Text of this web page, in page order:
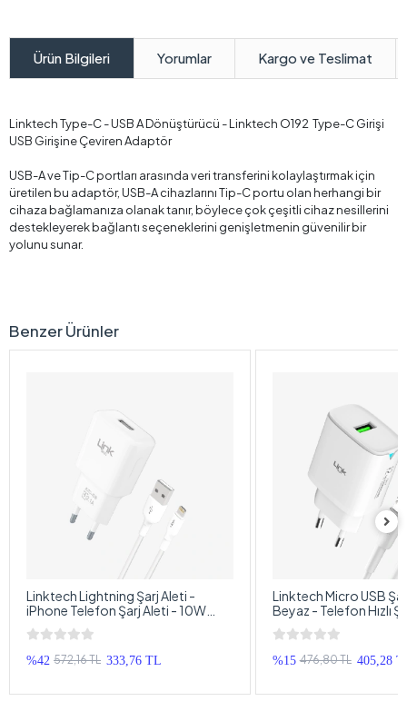
Ürün Bilgileri Yorumlar Kargo ve Teslimat
Linktech Type-C - USB A Dönüştürücü - Linktech O192 Type-C Girişi
USB Girişine Çeviren Adaptör
USB-A ve Tip-C portları arasında veri transferini kolaylaştırmak için
üretilen bu adaptör, USB-A cihazlarını Tip-C portu olan herhangi bir
cihaza bağlamanıza olanak tanır, böylece çok çeşitli cihaz nesillerini
destekleyerek bağlantı seçeneklerini genişletmenin güvenilir bir
yolunu sunar.
Benzer Ürünler
Linktech Lightning Şarj Aleti -
iPhone Telefon Şarj Aleti - 10W
Lightning Kablolu iPhone Şarj
Cihazı
%42 572,16 TL 333,76 TL
Linktech Micro USB
Beyaz - Telefon Hızlı
12W Micro USB
%15 476,80 TL 405,28